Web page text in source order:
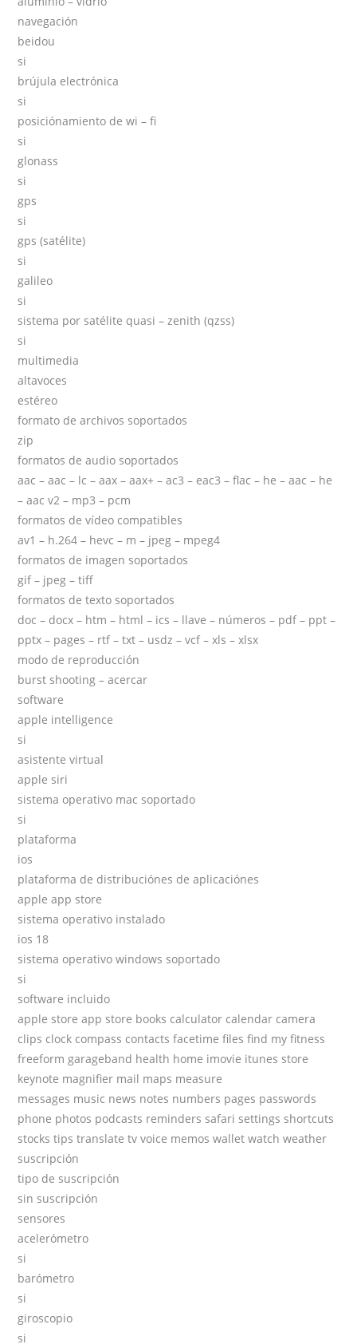
navegación
beidou
si
brújula electrónica
si
posiciónamiento de wi – fi
si
glonass
si
gps
si
gps (satélite)
si
galileo
si
sistema por satélite quasi – zenith (qzss)
si
multimedia
altavoces
estéreo
formato de archivos soportados
zip
formatos de audio soportados
aac – aac – lc – aax – aax+ – ac3 – eac3 – flac – he – aac – he
– aac v2 – mp3 – pcm
formatos de vídeo compatibles
av1 – h.264 – hevc – m – jpeg – mpeg4
formatos de imagen soportados
gif – jpeg – tiff
formatos de texto soportados
doc – docx – htm – html – ics – llave – números – pdf – ppt –
pptx – pages – rtf – txt – usdz – vcf – xls – xlsx
modo de reproducción
burst shooting – acercar
software
apple intelligence
si
asistente virtual
apple siri
sistema operativo mac soportado
si
plataforma
ios
plataforma de distribuciónes de aplicaciónes
apple app store
sistema operativo instalado
ios 18
sistema operativo windows soportado
si
software incluido
apple store app store books calculator calendar camera
clips clock compass contacts facetime files find my fitness
freeform garageband health home imovie itunes store
keynote magnifier mail maps measure
messages music news notes numbers pages passwords
phone photos podcasts reminders safari settings shortcuts
stocks tips translate tv voice memos wallet watch weather
suscripción
tipo de suscripción
sin suscripción
sensores
acelerómetro
si
barómetro
si
giroscopio
si